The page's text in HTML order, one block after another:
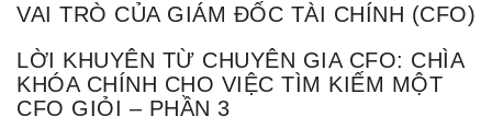
VAI TRÒ CỦA GIÁM ĐỐC TÀI CHÍNH (CFO)
LỜI KHUYÊN TỪ CHUYÊN GIA CFO: CHÌA
KHÓA CHÍNH CHO VIỆC TÌM KIẾM MỘT
CFO GIỎI – PHẦN 3